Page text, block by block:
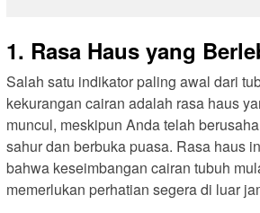
1. Rasa Haus yang
Salah satu indikator paling awal dari
kekurangan cairan adalah rasa haus
muncul, meskipun Anda telah
sahur dan berbuka puasa. Rasa haus
bahwa keseimbangan cairan tubuh
memerlukan perhatian segera di luar